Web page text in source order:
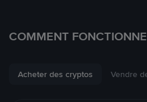
COMMENT
Acheter des cryptos Vendre